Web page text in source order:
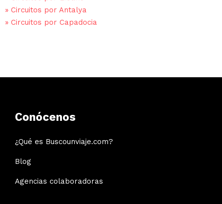
» Circuitos por Antalya
» Circuitos por Capadocia
Conócenos
¿Qué es Buscounviaje.com?
Blog
Agencias colaboradoras